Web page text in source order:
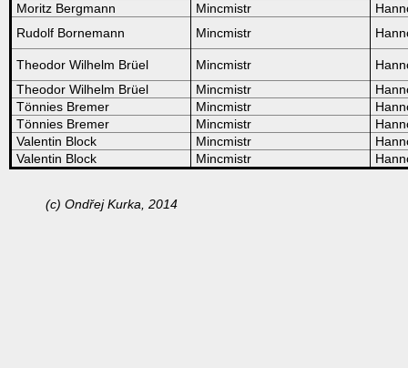
Moritz Bergmann
Mincmistr
Rudolf Bornemann
Mincmistr
Theodor Wilhelm Brüel Mincmistr
Theodor Wilhelm Brüel
Mincmistr
Tönnies Bremer
Mincmistr
Tönnies Bremer
Mincmistr
Valentin Block
Mincmistr
Valentin Block
Mincmistr
(c) Ondřej Kurka, 2014